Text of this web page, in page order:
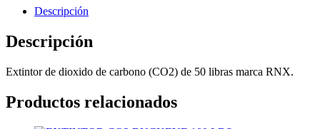
cantidad
Descripción
Descripción
Extintor de dioxido de carbono (CO2) de 50 libras marca RNX.
Productos relacionados